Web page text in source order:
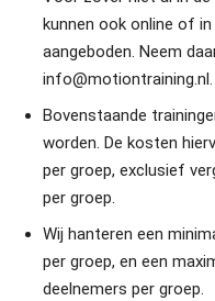
kunnen ook online of
aangeboden. Neem
info@motiontraining.nl.
Bovenstaande
worden. De kosten
per groep, exclusief
per groep.
Wij hanteren een
per groep, en een
deelnemers per groep.